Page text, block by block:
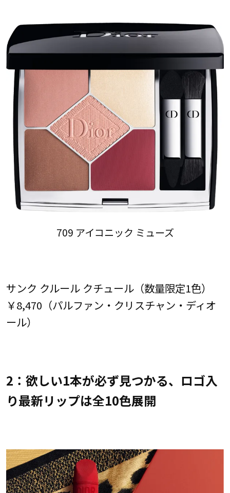
709 アイコニック ミューズ
サンク クルール クチュール（数量限定1色）
￥8,470（パルファン・クリスチャン・ディオ
ール）
2：欲しい1本が必ず見つかる、ロゴ入
り最新リップは全10色展開